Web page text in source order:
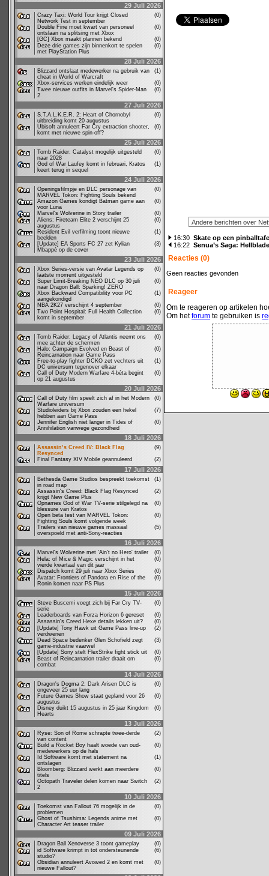
29 Juli 2026
Crazy Taxi: World Tour krijgt Closed
Network Test in september
(0)
Double Fine moet kwart van personeel
ontslaan na splitsing met Xbox
(0)
[GC] Xbox maakt plannen bekend
(0)
Deze drie games zijn binnenkort te spelen
met PlayStation Plus
(0)
28 Juli 2026
Blizzard ontslaat medewerker na gebruik van
cheat in World of Warcraft
(1)
Xbox-services werken eindelijk weer
(0)
Twee nieuwe outfits in Marvel's Spider-Man
2
(0)
27 Juli 2026
S.T.A.L.K.E.R. 2: Heart of Chornobyl
uitbreiding komt 20 augustus
(0)
Ubisoft annuleert Far Cry extraction shooter,
komt met nieuwe spin-off?
(0)
25 Juli 2026
Tomb Raider: Catalyst mogelijk uitgesteld
naar 2028
(0)
God of War Laufey komt in februari, Kratos
keert terug in sequel
(1)
24 Juli 2026
Openingsfilmpje en DLC personage van
MARVEL Tokon: Fighting Souls bekend
(0)
Amazon Games kondigt Batman game aan
voor Luna
(0)
Marvel's Wolverine in Story trailer
(0)
Aliens: Fireteam Elite 2 verschijnt 25
augustus
(0)
Resident Evil verfilming toont nieuwe
beelden
(1)
[Update] EA Sports FC 27 zet Kylian
Mbappé op de cover
(3)
23 Juli 2026
Xbox Series-versie van Avatar Legends op
laatste moment uitgesteld
(0)
Super Limit-Breaking NEO DLC op 30 juli
naar Dragon Ball: Sparking! ZERO
(0)
Xbox Backward Compatibility voor PC
aangekondigd
(1)
NBA 2K27 verschijnt 4 september
(0)
Two Point Hospital: Full Health Collection
komt in september
(0)
21 Juli 2026
Tomb Raider: Legacy of Atlantis neemt ons
mee achter de schermen
(0)
Halo: Campaign Evolved en Beast of
Reincarnation naar Game Pass
(0)
Free-to-play fighter DCKO zet vechters uit
DC universum tegenover elkaar
(1)
Call of Duty Modern Warfare 4-bèta begint
op 21 augustus
(0)
20 Juli 2026
Call of Duty film speelt zich af in het Modern
Warfare universum
(0)
Studioleiders bij Xbox zouden een hekel
hebben aan Game Pass
(7)
Jennifer English niet langer in Tides of
Annihilation vanwege gezondheid
(0)
18 Juli 2026
Assassin’s Creed IV: Black Flag
Resynced
(9)
Final Fantasy XIV Mobile geannuleerd
(2)
17 Juli 2026
Bethesda Game Studios bespreekt toekomst
in road map
(1)
Assassin's Creed: Black Flag Resynced
krijgt New Game Plus
(2)
Opnames God of War TV-serie stilgelegd na
blessure van Kratos
(0)
Open beta test van MARVEL Tokon:
Fighting Souls komt volgende week
(0)
Trailers van nieuwe games massaal
overspoeld met anti-Sony-reacties
(5)
16 Juli 2026
Marvel's Wolverine met 'Ain't no Hero' trailer
(0)
Hela: of Mice & Magic verschijnt in het
vierde kwartaal van dit jaar
(0)
Dispatch komt 29 juli naar Xbox Series
(0)
Avatar: Frontiers of Pandora en Rise of the
Ronin komen naar PS Plus
(0)
15 Juli 2026
Steve Buscemi voegt zich bij Far Cry TV-
serie
(0)
Leaderboards van Forza Horizon 6 gereset
(0)
Assassin's Creed Hexe details lekken uit?
(0)
[Update] Tony Hawk uit Game Pass line-up
verdwenen
(2)
Dead Space bedenker Glen Schofield zegt
game-industrie vaarwel
(3)
[Update] Sony stelt FlexStrike fight stick uit
(0)
Beast of Reincarnation trailer draait om
combat
(0)
14 Juli 2026
Dragon's Dogma 2: Dark Arisen DLC is
ongeveer 25 uur lang
(0)
Future Games Show staat gepland voor 26
augustus
(0)
Disney duikt 15 augustus in 25 jaar Kingdom
Hearts
(0)
13 Juli 2026
Ryse: Son of Rome schrapte twee-derde
van content
(2)
Build a Rocket Boy haalt woede van oud-
medewerkers op de hals
(0)
Id Software komt met statement na
ontslagen
(1)
Bloomberg: Blizzard werkt aan meerdere
titels
(0)
Octopath Traveler delen komen naar Switch
2
(2)
10 Juli 2026
Toekomst van Fallout 76 mogelijk in de
problemen
(0)
Ghost of Tsushima: Legends anime met
Character Art teaser trailer
(0)
09 Juli 2026
Dragon Ball Xenoverse 3 toont gameplay
(0)
id Software krimpt in tot ondersteunende
studio?
(6)
Obsidian annuleert Avowed 2 en komt met
nieuwe Fallout?
(0)
16:30 Skate op een
16:22 Senua’s Saga:
Reacties (0)
Geen reacties gevonden
Reageer
Om te reageren op artikelen
Om hetforum te gebruiken is